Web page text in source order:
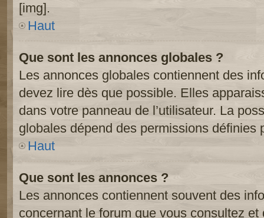
[img].
Haut
Que sont les annonces globales ?
Les annonces globales contiennent des
devez lire dès que possible. Elles
dans votre panneau de l’utilisateur. La
globales dépend des permissions définies
Haut
Que sont les annonces ?
Les annonces contiennent souvent des
concernant le forum que vous consultez